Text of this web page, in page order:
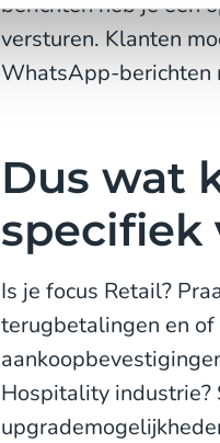
versturen. Klanten
WhatsApp-berichten
Dus wat
specifiek
Is je focus Retail?
terugbetalingen en
Hospitality industrie?